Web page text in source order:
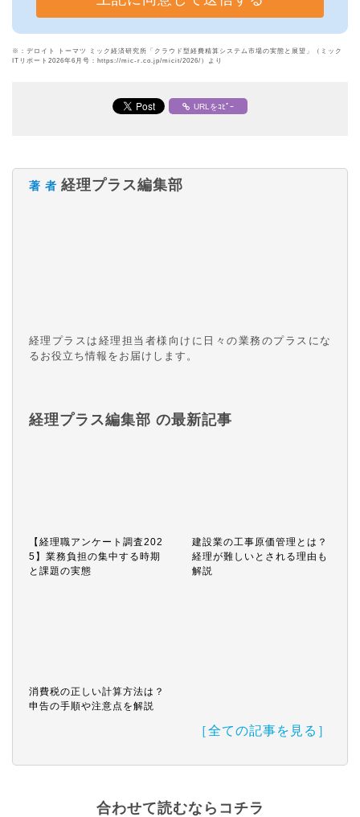
※：デロイト トーマツ ミック経済研究所「クラウド型経費精算システム市場の実態と展望」（ミック
ITリポート2026年6月号：https://mic-r.co.jp/micit/2026/）より
URLをｺﾋﾟｰ
著 者 経理プラス編集部
経理プラスは経理担当者様向けに日々の業務のプラスにな
るお役立ち情報をお届けします。
経理プラス編集部 の最新記事
【経理職アンケート調査202
5】業務負担の集中する時期
と課題の実態
建設業の工事原価管理とは？
経理が難しいとされる理由も
解説
消費税の正しい計算方法は？
申告の手順や注意点を解説
［全ての記事を見る］
合わせて読むならコチラ